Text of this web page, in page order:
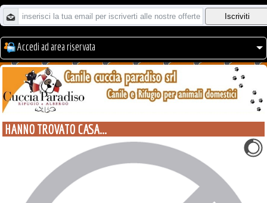
Accedi ad area riservata
HANNO TROVATO CASA...